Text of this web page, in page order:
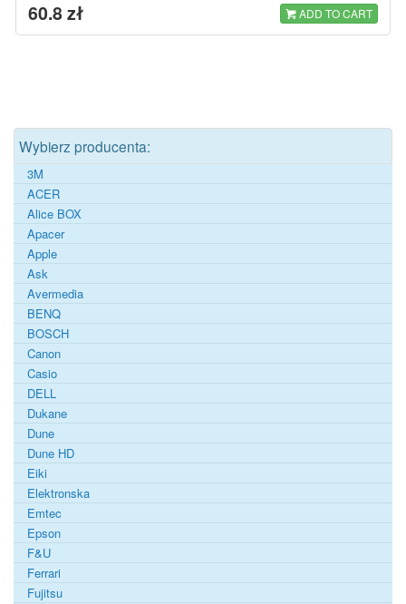
60.8 zł ADD TO CART
Wybierz producenta:
3M
ACER
Alice BOX
Apacer
Apple
Ask
Avermedia
BENQ
BOSCH
Canon
Casio
DELL
Dukane
Dune
Dune HD
Eiki
Elektronska
Emtec
Epson
F&U
Ferrari
Fujitsu